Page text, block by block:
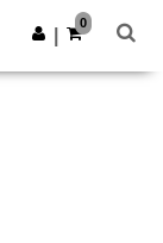
Get the app
0